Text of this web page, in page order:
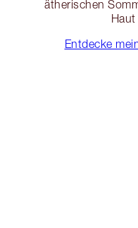
ätherischen
Entdecke